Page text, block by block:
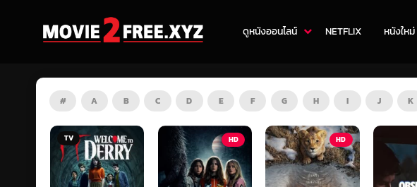
ดูหนังออนไลน์ NETFLIX หนังให
# A B C D E F G H I J K
HD HD ZOOM